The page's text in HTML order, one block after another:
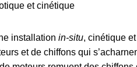
et cinétique
installation in-situ, cinétique
et de chiffons qui